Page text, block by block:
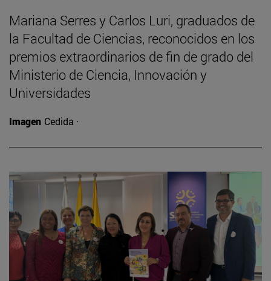
Mariana Serres y Carlos Luri, graduados de
la Facultad de Ciencias, reconocidos en los
premios extraordinarios de fin de grado del
Ministerio de Ciencia, Innovación y
Universidades
Imagen Cedida ·